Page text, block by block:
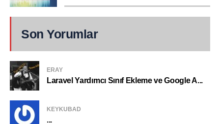
Son Yorumlar
ERAY
Laravel Yardımcı Sınıf Ekleme ve Google A...
KEYKUBAD
...